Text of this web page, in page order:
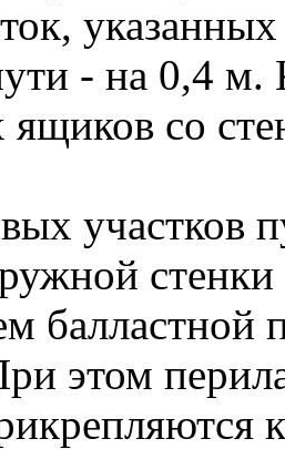
- на 0,4
ящиков со
участков
этом